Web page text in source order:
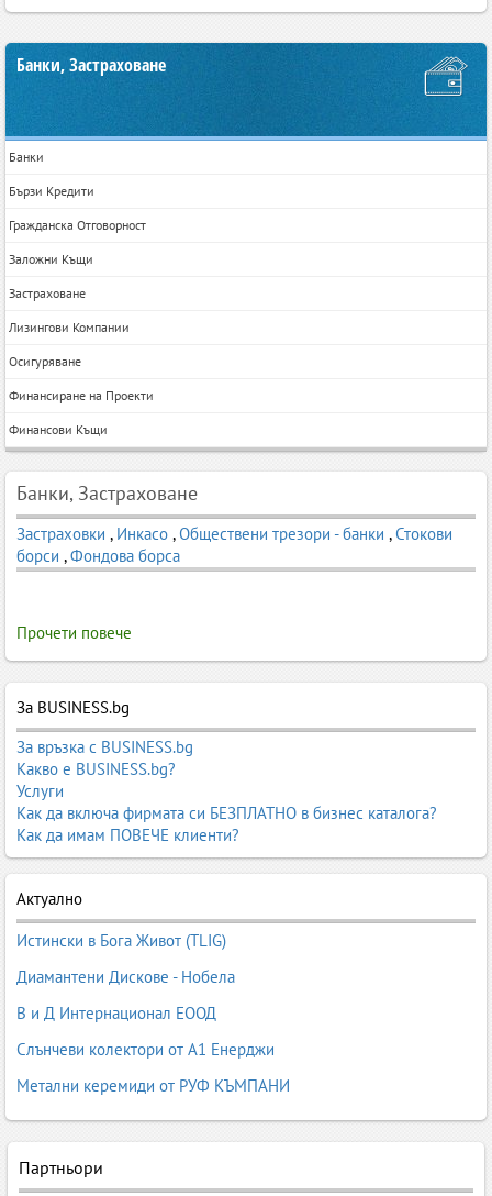
Банки, Застраховане
Банки
Бързи Кредити
Гражданска Отговорност
Заложни Къщи
Застраховане
Лизингови Компании
Осигуряване
Финансиране на Проекти
Финансови Къщи
Банки, Застраховане
Застраховки , Инкасо ,Обществени трезори - банки ,Стокови
борси ,Фондова борса
Прочети повече
За BUSINESS.bg
За връзка с BUSINESS.bg
Какво е BUSINESS.bg?
Услуги
Как да включа фирмата си БЕЗПЛАТНО в бизнес каталога?
Как да имам ПОВЕЧЕ клиенти?
Актуално
Истински в Бога Живот (TLIG)
Диамантени Дискове - Нобела
В и Д Интернационал ЕООД
Слънчеви колектори от А1 Енерджи
Метални керемиди от РУФ КЪМПАНИ
Партньори